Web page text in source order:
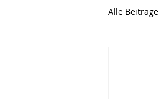
Alle Beiträge